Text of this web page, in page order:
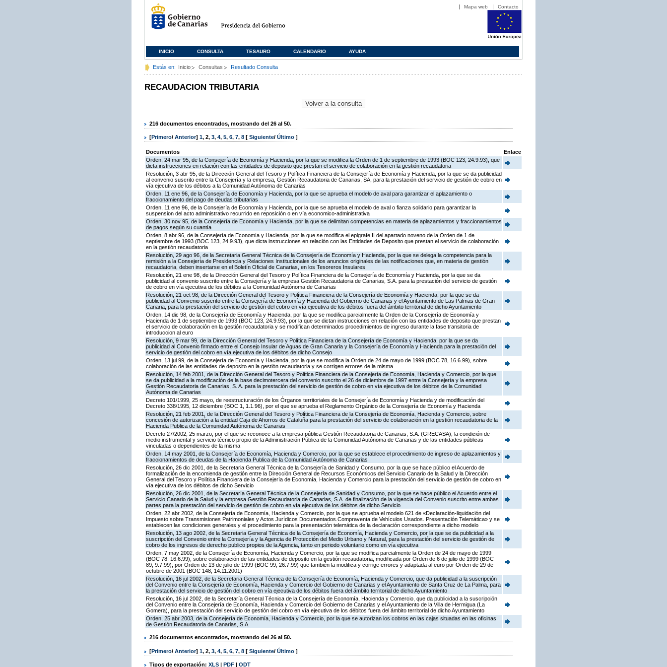
Mapa web Contacto
INICIO CONSULTA TESAURO CALENDARIO AYUDA
Estás en: Inicio Consultas Resultado Consulta
RECAUDACION TRIBUTARIA
216 documentos encontrados, mostrando del 26 al 50.
[Primero/ Anterior] 1, 2, 3, 4, 5, 6, 7, 8 [ Siguiente/ Último ]
Documentos
Enlace
Orden, 24 mar 95, de la Consejería de Economía y Hacienda, por la que se modifica la Orden de 1 de septiembre de 1993 (BOC 123, 24.9.93), que
dicta instrucciones en relación con las entidades de deposito que prestan el servicio de colaboración en la gestión recaudatoria
Resolución, 3 abr 95, de la Dirección General del Tesoro y Política Financiera de la Consejería de Economía y Hacienda, por la que se da publicidad
al convenio suscrito entre la Consejería y la empresa, Gestión Recaudatoria de Canarias, SA, para la prestación del servicio de gestión de cobro en
vía ejecutiva de los débitos a la Comunidad Autónoma de Canarias
Orden, 11 ene 96, de la Consejería de Economía y Hacienda, por la que se aprueba el modelo de aval para garantizar el aplazamiento o
fraccionamiento del pago de deudas tributarias
Orden, 11 ene 96, de la Consejería de Economía y Hacienda, por la que se aprueba el modelo de aval o fianza solidario para garantizar la
suspension del acto administrativo recurrido en reposición o en vía economico-administrativa
Orden, 30 nov 95, de la Consejería de Economía y Hacienda, por la que se delimitan competencias en materia de aplazamientos y fraccionamientos
de pagos según su cuantía
Orden, 8 abr 96, de la Consejería de Economía y Hacienda, por la que se modifica el epigrafe II del apartado noveno de la Orden de 1 de
septiembre de 1993 (BOC 123, 24.9.93), que dicta instrucciones en relación con las Entidades de Deposito que prestan el servicio de colaboración
en la gestión recaudatoria
Resolución, 29 ago 96, de la Secretaria General Técnica de la Consejería de Economía y Hacienda, por la que se delega la competencia para la
remisión a la Consejería de Presidencia y Relaciones Institucionales de los anuncios originales de las notificaciones que, en materia de gestión
recaudatoria, deben insertarse en el Boletín Oficial de Canarias, en los Tesoreros Insulares
Resolución, 21 ene 98, de la Dirección General del Tesoro y Política Financiera de la Consejería de Economía y Hacienda, por la que se da
publicidad al convenio suscrito entre la Consejería y la empresa Gestión Recaudatoria de Canarias, S.A. para la prestación del servicio de gestión
de cobro en vía ejecutiva de los débitos a la Comunidad Autónoma de Canarias
Resolución, 21 oct 98, de la Dirección General del Tesoro y Política Financiera de la Consejería de Economía y Hacienda, por la que se da
publicidad al Convenio suscrito entre la Consejería de Economía y Hacienda del Gobierno de Canarias y el Ayuntamiento de Las Palmas de Gran
Canaria, para la prestación del servicio de gestión del cobro en vía ejecutiva de los débitos fuera del ámbito territorial de dicho Ayuntamiento
Orden, 14 dic 98, de la Consejería de Economía y Hacienda, por la que se modifica parcialmente la Orden de la Consejería de Economía y
Hacienda de 1 de septiembre de 1993 (BOC 123, 24.9.93), por la que se dictan instrucciones en relación con las entidades de deposito que prestan
el servicio de colaboración en la gestión recaudatoria y se modifican determinados procedimientos de ingreso durante la fase transitoria de
introduccion al euro
Resolución, 9 mar 99, de la Dirección General del Tesoro y Política Financiera de la Consejería de Economía y Hacienda, por la que se da
publicidad al Convenio firmado entre el Consejo Insular de Aguas de Gran Canaria y la Consejería de Economía y Hacienda para la prestación del
servicio de gestión del cobro en vía ejecutiva de los débitos de dicho Consejo
Orden, 13 jul 99, de la Consejería de Economía y Hacienda, por la que se modifica la Orden de 24 de mayo de 1999 (BOC 78, 16.6.99), sobre
colaboración de las entidades de deposito en la gestión recaudatoria y se corrigen errores de la misma
Resolución, 14 feb 2001, de la Dirección General del Tesoro y Política Financiera de la Consejería de Economía, Hacienda y Comercio, por la que
se da publicidad a la modificación de la base decimotercera del convenio suscrito el 26 de diciembre de 1997 entre la Consejería y la empresa
Gestión Recaudatoria de Canarias, S. A. para la prestación del servicio de gestión de cobro en vía ejecutiva de los débitos de la Comunidad
Autónoma de Canarias
Decreto 101/1999, 25 mayo, de reestructuración de los Órganos territoriales de la Consejería de Economía y Hacienda y de modificación del
Decreto 338/1995, 12 diciembre (BOC 1, 1.1.96), por el que se aprueba el Reglamento Orgánico de la Consejería de Economía y Hacienda
Resolución, 21 feb 2001, de la Dirección General del Tesoro y Política Financiera de la Consejería de Economía, Hacienda y Comercio, sobre
concesión de autorización a la entidad Caja de Ahorros de Cataluña para la prestación del servicio de colaboración en la gestión recaudatoria de la
Hacienda Publica de la Comunidad Autónoma de Canarias
Decreto 27/2002, 25 marzo, por el que se reconoce a la empresa pública Gestión Recaudatoria de Canarias, S.A. (GRECASA), la condición de
medio instrumental y servicio técnico propio de la Administración Pública de la Comunidad Autónoma de Canarias y de las entidades públicas
vinculadas o dependientes de la misma
Orden, 14 may 2001, de la Consejería de Economía, Hacienda y Comercio, por la que se establece el procedimiento de ingreso de aplazamientos y
fraccionamientos de deudas de la Hacienda Publica de la Comunidad Autónoma de Canarias
Resolución, 26 dic 2001, de la Secretaria General Técnica de la Consejería de Sanidad y Consumo, por la que se hace público el Acuerdo de
formalización de la encomienda de gestión entre la Dirección General de Recursos Económicos del Servicio Canario de la Salud y la Dirección
General del Tesoro y Política Financiera de la Consejería de Economía, Hacienda y Comercio para la prestación del servicio de gestión de cobro en
vía ejecutiva de los débitos de dicho Servicio
Resolución, 26 dic 2001, de la Secretaría General Técnica de la Consejería de Sanidad y Consumo, por la que se hace público el Acuerdo entre el
Servicio Canario de la Salud y la empresa Gestión Recaudatoria de Canarias, S.A. de finalización de la vigencia del Convenio suscrito entre ambas
partes para la prestación del servicio de gestión de cobro en vía ejecutiva de los débitos de dicho Servicio
Orden, 22 abr 2002, de la Consejería de Economía, Hacienda y Comercio, por la que se aprueba el modelo 621 de «Declaración-liquidación del
Impuesto sobre Transmisiones Patrimoniales y Actos Jurídicos Documentados.Compraventa de Vehículos Usados. Presentación Telemática» y se
establecen las condiciones generales y el procedimiento para la presentación telemática de la declaración correspondiente a dicho modelo
Resolución, 13 ago 2002, de la Secretaria General Técnica de la Consejería de Economía, Hacienda y Comercio, por la que se da publicidad a la
suscripción del Convenio entre la Consejería y la Agencia de Protección del Medio Urbano y Natural, para la prestación del servicio de gestión de
cobro de los ingresos de derecho publico propios de la Agencia, tanto en periodo voluntario como en vía ejecutiva
Orden, 7 may 2002, de la Consejería de Economía, Hacienda y Comercio, por la que se modifica parcialmente la Orden de 24 de mayo de 1999
(BOC 78, 16.6.99), sobre colaboración de las entidades de deposito en la gestión recaudatoria, modificada por Orden de 6 de julio de 1999 (BOC
89, 9.7.99); por Orden de 13 de julio de 1999 (BOC 99, 26.7.99) que también la modifica y corrige errores y adaptada al euro por Orden de 29 de
octubre de 2001 (BOC 148, 14.11.2001)
Resolución, 16 jul 2002, de la Secretaria General Técnica de la Consejería de Economía, Hacienda y Comercio, que da publicidad a la suscripción
del Convenio entre la Consejería de Economía, Hacienda y Comercio del Gobierno de Canarias y el Ayuntamiento de Santa Cruz de La Palma, para
la prestación del servicio de gestión del cobro en vía ejecutiva de los débitos fuera del ámbito territorial de dicho Ayuntamiento
Resolución, 16 jul 2002, de la Secretaría General Técnica de la Consejería de Economía, Hacienda y Comercio, que da publicidad a la suscripción
del Convenio entre la Consejería de Economía, Hacienda y Comercio del Gobierno de Canarias y el Ayuntamiento de la Villa de Hermigua (La
Gomera), para la prestación del servicio de gestión del cobro en vía ejecutiva de los débitos fuera del ámbito territorial de dicho Ayuntamiento
Orden, 25 abr 2003, de la Consejería de Economía, Hacienda y Comercio, por la que se autorizan los cobros en las cajas situadas en las oficinas
de Gestión Recaudatoria de Canarias, S.A.
216 documentos encontrados, mostrando del 26 al 50.
[Primero/ Anterior] 1, 2, 3, 4, 5, 6, 7, 8 [ Siguiente/ Último ]
Tipos de exportación: XLS | PDF | ODT